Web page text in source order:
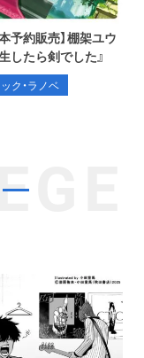
予約販売】棚架ユウ
したら剣でした』
ク・ラノベ